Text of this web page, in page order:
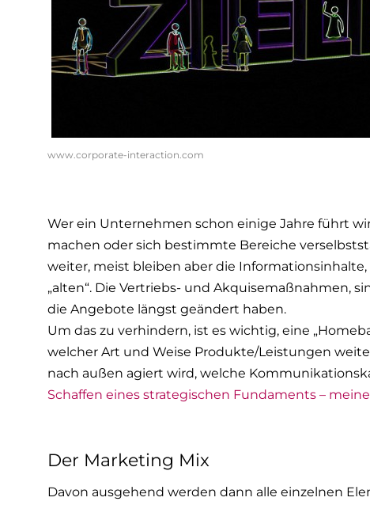
www.corporate-interaction.com
Wer ein Unternehmen schon einige Jahre führt
machen oder sich bestimmte Bereiche
weiter, meist bleiben aber die
„alten“. Die Vertriebs- und Akquisemaßnahmen,
die Angebote längst geändert haben.
Um das zu verhindern, ist es wichtig, eine
welcher Art und Weise Produkte/Leistungen
nach außen agiert wird, welche
Schaffen eines strategischen Fundaments –
Der Marketing Mix
Davon ausgehend werden dann alle einzelnen